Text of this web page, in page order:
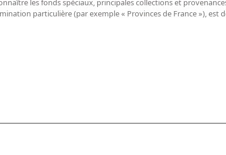
les fonds spéciaux, principales collections et
particulière (par exemple « Provinces de France »), est